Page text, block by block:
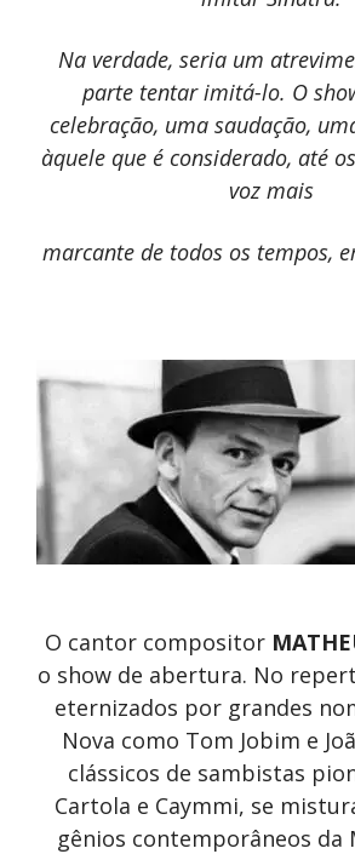
Na verdade, seria um
parte tentar imitá-lo. O
celebração, uma saudação,
àquele que é considerado, até
voz mais
marcante de todos os tempos,
O cantor compositor
o show de abertura. No
eternizados por grandes
Nova como Tom Jobim e
clássicos de sambistas
Cartola e Caymmi, se
gênios contemporâneos da